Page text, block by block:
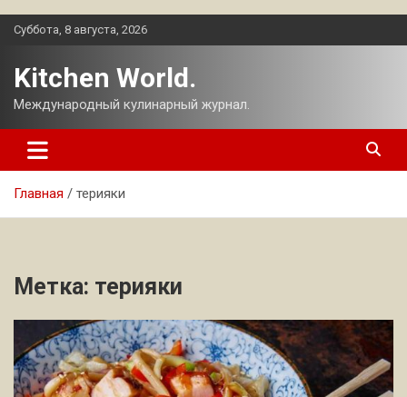
Перейти
Суббота, 8 августа, 2026
Kitchen World.
Международный кулинарный журнал.
Главная терияки
Метка: терияки